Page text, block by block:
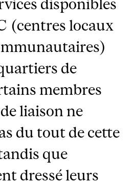
disponibles
(centres locaux
de
membres
liaison ne
du tout de cette
que
dressé leurs